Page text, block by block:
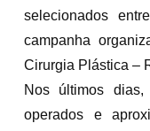
selecionados
campanha
Cirurgia Plástica –
Nos últimos
operados e